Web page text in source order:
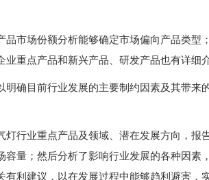
市场份额分析能够确定市场偏向产品类型
重点产品和新兴产品、研发产品也有详细介
确目前行业发展的主要制约因素及其带来
行业重点产品及领域、潜在发展方向，报
量；然后分析了影响行业发展的各种因素
利建议，以在发展过程中能够趋利避害，